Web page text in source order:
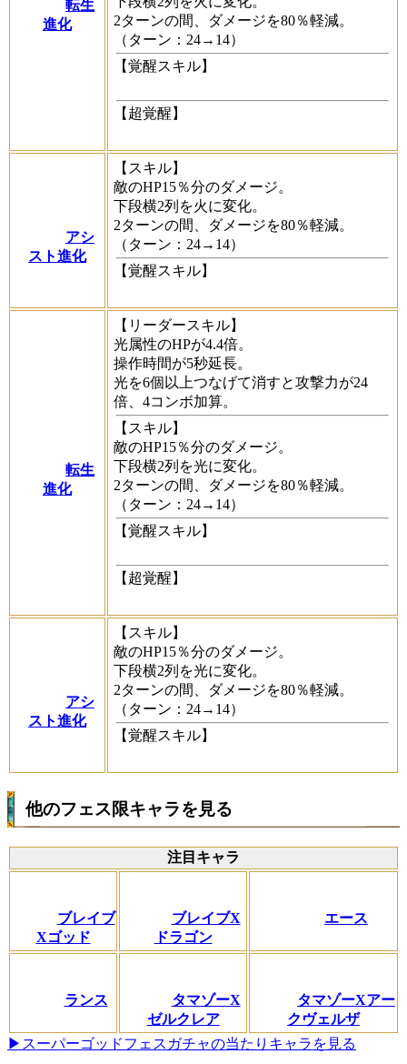
転生
進化
2ターンの間、ダメージを80％軽減。
（ターン：24→14）
【覚醒スキル】
【超覚醒】
アシ
スト進化
【スキル】
敵のHP15％分のダメージ。
下段横2列を火に変化。
2ターンの間、ダメージを80％軽減。
（ターン：24→14）
【覚醒スキル】
転生
進化
【リーダースキル】
光属性のHPが4.4倍。
操作時間が5秒延長。
光を6個以上つなげて消すと攻撃力が24
倍、4コンボ加算。
【スキル】
敵のHP15％分のダメージ。
下段横2列を光に変化。
2ターンの間、ダメージを80％軽減。
（ターン：24→14）
【覚醒スキル】
【超覚醒】
アシ
スト進化
【スキル】
敵のHP15％分のダメージ。
下段横2列を光に変化。
2ターンの間、ダメージを80％軽減。
（ターン：24→14）
【覚醒スキル】
他のフェス限キャラを見る
注目キャラ
ブレイブ
Xゴッド
ブレイブX
ドラゴン
エース
ランス
タマゾーX
ゼルクレア
タマゾーXアー
クヴェルザ
▶スーパーゴッドフェスガチャの当たりキャラを見る